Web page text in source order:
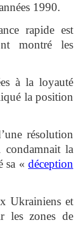
1990.
rapide est
montré les
à la loyauté
la position
résolution
la
sa « déception
Ukrainiens et
les zones de